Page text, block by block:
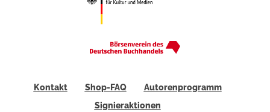
Kontakt Shop-FAQ
Autorenprogramm
Signieraktionen